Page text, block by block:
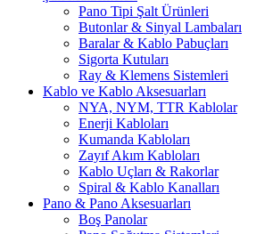
Pano Tipi Şalt Ürünleri
Butonlar & Sinyal Lambaları
Baralar & Kablo Pabuçları
Sigorta Kutuları
Ray & Klemens Sistemleri
Kablo ve Kablo Aksesuarları
NYA, NYM, TTR Kablolar
Enerji Kabloları
Kumanda Kabloları
Zayıf Akım Kabloları
Kablo Uçları & Rakorlar
Spiral & Kablo Kanalları
Pano & Pano Aksesuarları
Boş Panolar